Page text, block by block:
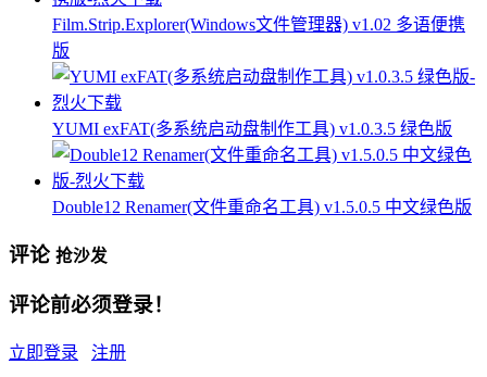
Film.Strip.Explorer(Windows文件管理器) v1.02 多语便携
版
YUMI exFAT(多系统启动盘制作工具) v1.0.3.5 绿色版
Double12 Renamer(文件重命名工具) v1.5.0.5 中文绿色版
评论 抢沙发
评论前必须登录！
立即登录 注册